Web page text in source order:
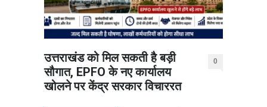
उत्तराखंड को मिल सकती है बड़ी
सौगात, EPFO के नए कार्यालय
खोलने पर केंद्र सरकार विचाररत
0